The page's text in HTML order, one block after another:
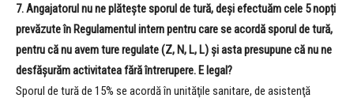
7. Angajatorul nu ne plătește sporul de tură, deși efectuăm cele 5 nopți
prevăzute în Regulamentul intern pentru care se acordă sporul de tură,
pentru că nu avem ture regulate (Z, N, L, L) și asta presupune că nu ne
desfășurăm activitatea fără întrerupere. E legal?
Sporul de tură de 15% se acordă în unităţile sanitare, de asistenţă